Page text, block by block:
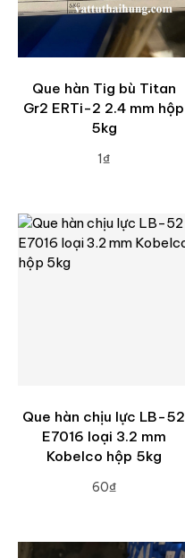
Que hàn Tig bù Titan
Gr2 ERTi-2 2.4 mm hộp
5kg
1₫
Que hàn chịu lực LB-52
E7016 loại 3.2 mm
Kobelco hộp 5kg
60₫